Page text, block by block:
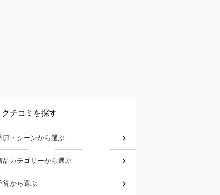
クチコミを探す
節・シーンから選ぶ
品カテゴリーから選ぶ
算から選ぶ